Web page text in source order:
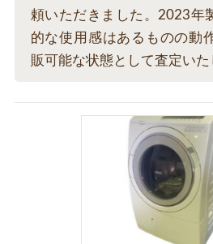
頼いただきました。2023年
的な使用感はあるものの動
販可能な状態として査定いた